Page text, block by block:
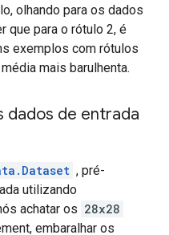
olhando para os dados
que para o rótulo 2, é
exemplos com rótulos
mais barulhenta.
dados de entrada
, pré-
utilizando
achatar os 28x28
embaralhar os